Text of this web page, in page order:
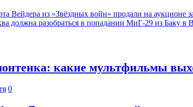
Вейдера из «Звёздных войн» продали на аукционе
должна разобраться в попадании МиГ-29 из Баку в
какие мультфильмы
0